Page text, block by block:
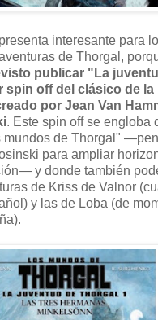
interesante para
de Thorgal,
publicar "La
spin off del clásico de la
por Jean Van
. Este spin off se engloba
de Thorgal"
para ampliar
y donde también
de Kriss de Valnor
y las de Loba (de